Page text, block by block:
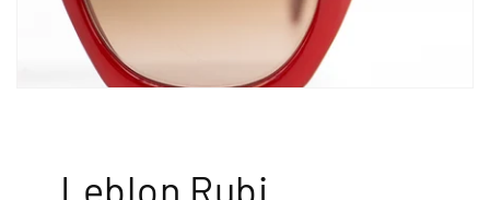
Leblon Rubi